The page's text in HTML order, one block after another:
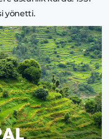
yönetti.